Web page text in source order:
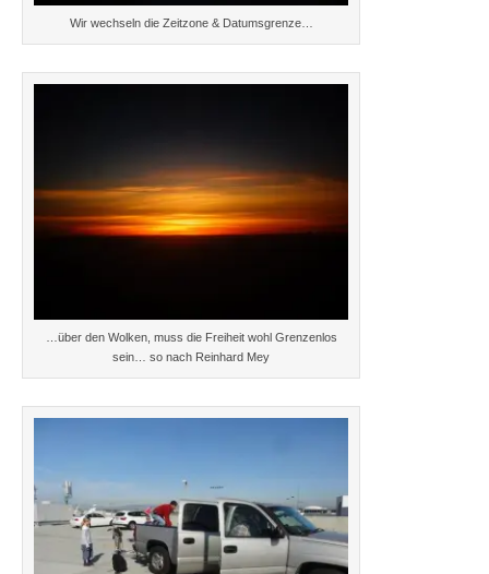
Wir wechseln die Zeitzone & Datumsgrenze…
…über den Wolken, muss die Freiheit wohl Grenzenlos
sein… so nach Reinhard Mey